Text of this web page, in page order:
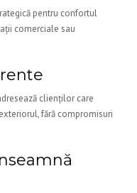
pentru confortul
comerciale sau
clienților care
fără compromisuri